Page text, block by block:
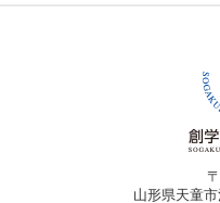
山形県天童